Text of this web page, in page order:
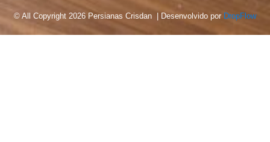
© All Copyright 2026 Persianas Crisdan | Desenvolvido por DropFlow